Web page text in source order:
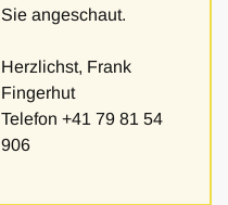
Sie angeschaut.
Herzlichst, Frank
Fingerhut
Telefon +41 79 81 54
906